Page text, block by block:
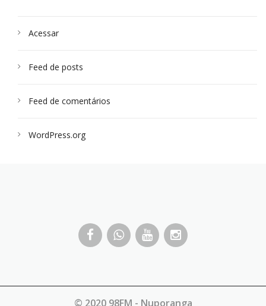
Acessar
Feed de posts
Feed de comentários
WordPress.org
© 2020 98FM - Nuporanga